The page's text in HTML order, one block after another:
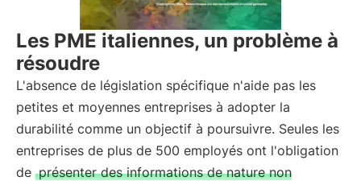
Les PME italiennes, un problème à
résoudre
L'absence de législation spécifique n'aide pas les
petites et moyennes entreprises à adopter la
durabilité comme un objectif à poursuivre. Seules les
entreprises de plus de 500 employés ont l'obligation
de présenter des informations de nature non